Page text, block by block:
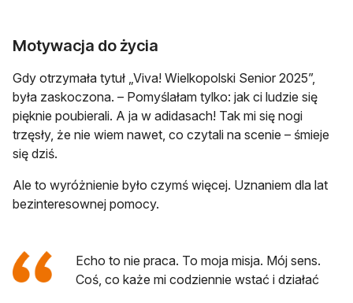
Motywacja do życia
Gdy otrzymała tytuł „Viva! Wielkopolski Senior 2025”,
była zaskoczona. – Pomyślałam tylko: jak ci ludzie się
pięknie poubierali. A ja w adidasach! Tak mi się nogi
trzęsły, że nie wiem nawet, co czytali na scenie – śmieje
się dziś.
Ale to wyróżnienie było czymś więcej. Uznaniem dla lat
bezinteresownej pomocy.
Echo to nie praca. To moja misja. Mój sens.
Coś, co każe mi codziennie wstać i działać